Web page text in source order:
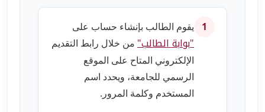
1 يقوم الطالب بإنشاء حساب على
"بوابة الطالب" من خلال رابط التقديم
الإلكتروني المتاح على الموقع
الرسمي للجامعة، ويحدد اسم
المستخدم وكلمة المرور.